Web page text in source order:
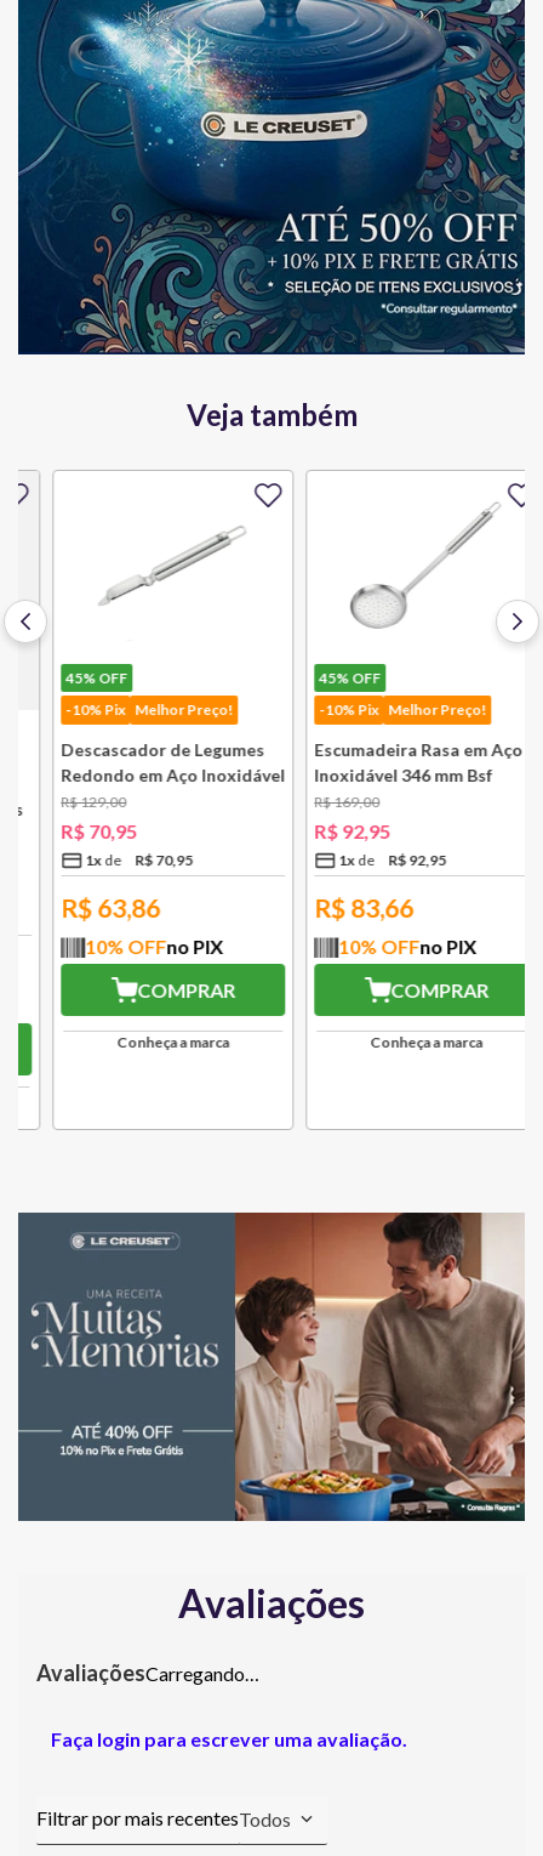
Veja também
45%OFF
-10% Pix Melhor Preço!
Descascador de Legumes
Redondo em Aço Inoxidável
131 mm Bsf
129,00
70, 95
1x R$ 70,95
R$63,86
% OFFno PIX
COMPRAR
Conheça a marca
45%OFF
-10% Pix Melhor Preço!
Escumadeira Rasa em Aço
Inoxidável 346 mm Bsf
169,00
92, 95
1x R$ 92,95
R$83,66
% OFFno PIX
COMPRAR
Conheça a marca
Avaliações
Carregando…
Faça login para escrever uma avaliação.
Todos